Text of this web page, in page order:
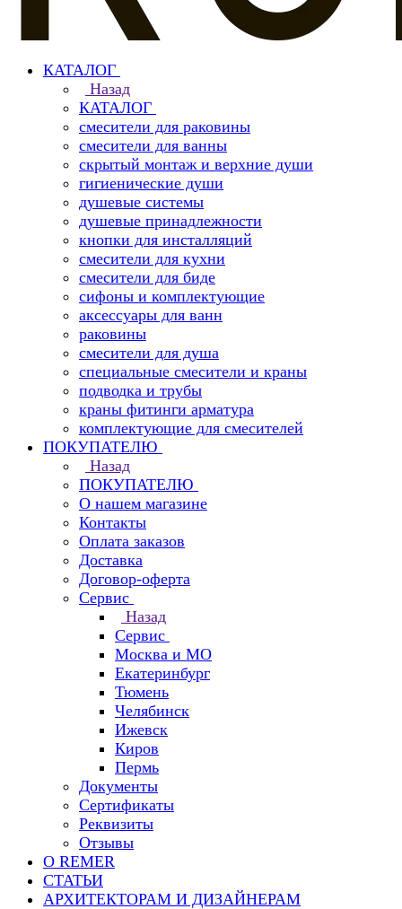
КАТАЛОГ
Назад
КАТАЛОГ
смесители для раковины
смесители для ванны
скрытый монтаж и верхние души
гигиенические души
душевые системы
душевые принадлежности
кнопки для инсталляций
смесители для кухни
смесители для биде
сифоны и комплектующие
аксессуары для ванн
раковины
смесители для душа
специальные смесители и краны
подводка и трубы
краны фитинги арматура
комплектующие для смесителей
ПОКУПАТЕЛЮ
Назад
ПОКУПАТЕЛЮ
О нашем магазине
Контакты
Оплата заказов
Доставка
Договор-оферта
Сервис
Назад
Сервис
Москва и МО
Екатеринбург
Тюмень
Челябинск
Ижевск
Киров
Пермь
Документы
Сертификаты
Реквизиты
Отзывы
О REMER
СТАТЬИ
АРХИТЕКТОРАМ И ДИЗАЙНЕРАМ